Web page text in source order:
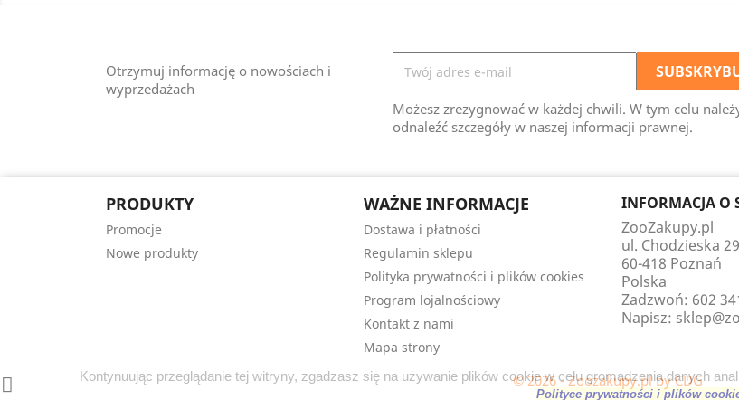
Otrzymuj informację o nowościach i
wyprzedażach
Możesz zrezygnować w każdej chwili. W tym celu
odnaleźć szczegóły w naszej informacji prawnej.
PRODUKTY
Promocje
Nowe produkty
WAŻNE INFORMACJE
Dostawa i płatności
Regulamin sklepu
Polityka prywatności i plików cookies
Program lojalnościowy
Kontakt z nami
Mapa strony
INFORMACJA O
ZooZakupy.pl
ul. Chodzieska 29
60-418 Poznań
Polska
Zadzwoń: 602
Napisz:
Kontynuując przeglądanie tej witryny, zgadzasz się na używanie plików cookie w celu gromadzenia danych
Polityce prywatności i plików
© 2026 - Zoozakupy.pl by CDG